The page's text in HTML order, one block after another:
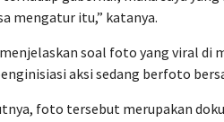
mengatur itu,” katanya.
soal foto yang viral di
aksi sedang berfoto
foto tersebut merupakan